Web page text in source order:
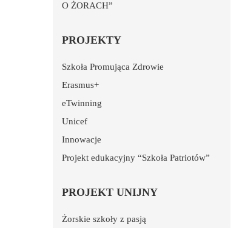
O ŻORACH”
PROJEKTY
Szkoła Promująca Zdrowie
Erasmus+
eTwinning
Unicef
Innowacje
Projekt edukacyjny “Szkoła Patriotów”
PROJEKT UNIJNY
Żorskie szkoły z pasją